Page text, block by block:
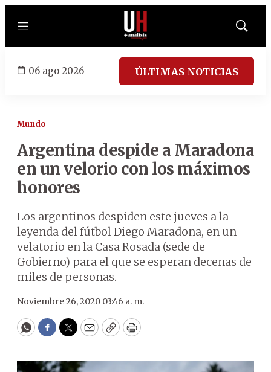
Menú
Mostrar
06 ago 2026 ÚLTIMAS NOTICIAS
Mundo
Argentina despide a Maradona
en un velorio con los máximos
honores
Los argentinos despiden este jueves a la
leyenda del fútbol Diego Maradona, en un
velatorio en la Casa Rosada (sede de
Gobierno) para el que se esperan decenas de
miles de personas.
Noviembre 26, 2020 03:46 a. m.
WhatsApp
Facebook
Twitter
EmailCopyPrint